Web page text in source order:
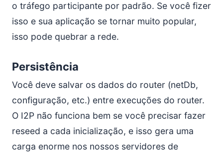
o tráfego participante por padrão. Se você fizer
isso e sua aplicação se tornar muito popular,
isso pode quebrar a rede.
Persistência
Você deve salvar os dados do router (netDb,
configuração, etc.) entre execuções do router.
O I2P não funciona bem se você precisar fazer
reseed a cada inicialização, e isso gera uma
carga enorme nos nossos servidores de